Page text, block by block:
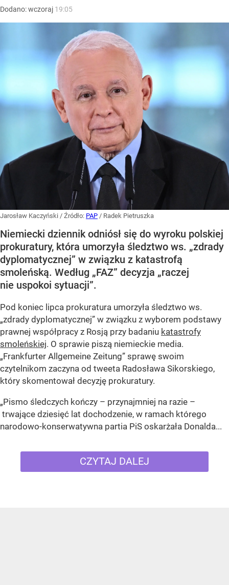
Dodano:wczoraj 19:05
Jarosław Kaczyński / Źródło: PAP / Radek Pietruszka
Niemiecki dziennik odniósł się do wyroku polskiej
prokuratury, która umorzyła śledztwo ws. „zdrady
dyplomatycznej” w związku z katastrofą
smoleńską. Według „FAZ” decyzja „raczej
nie uspokoi sytuacji”.
Pod koniec lipca prokuratura umorzyła śledztwo ws.
„zdrady dyplomatycznej” w związku z wyborem podstawy
prawnej współpracy z Rosją przy badaniu katastrofy
smoleńskiej. O sprawie piszą niemieckie media.
„Frankfurter Allgemeine Zeitung” sprawę swoim
czytelnikom zaczyna od tweeta Radosława Sikorskiego,
który skomentował decyzję prokuratury.
„Pismo śledczych kończy – przynajmniej na razie –
trwające dziesięć lat dochodzenie, w ramach którego
narodowo-konserwatywna partia PiS oskarżała Donalda...
CZYTAJ DALEJ